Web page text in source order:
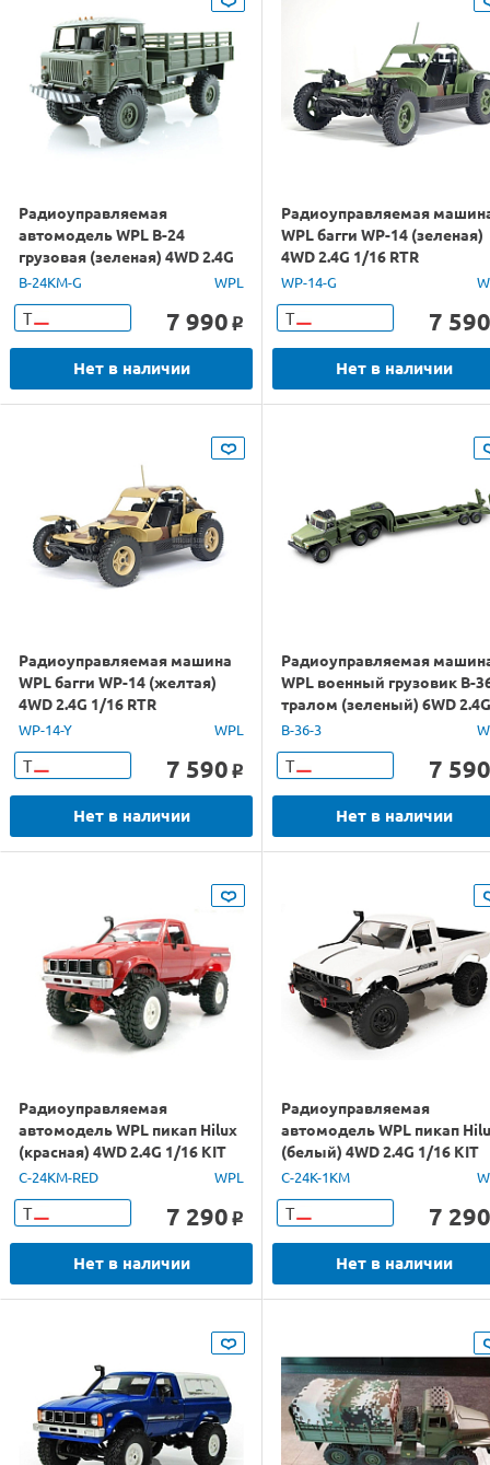
Радиоуправляемая
автомодель WPL B-24
грузовая (зеленая) 4WD 2.4G
1/16 KIT
B-24KM-G WPL
Т 7 990 o
Нет в наличии
Радиоуправляемая
WPL багги WP-14 (зеленая)
4WD 2.4G 1/16 RTR
WP-14-G
Т 7 590
Нет в наличии
Радиоуправляемая машина
WPL багги WP-14 (желтая)
4WD 2.4G 1/16 RTR
WP-14-Y WPL
Т 7 590 o
Нет в наличии
Радиоуправляемая
WPL военный грузовик B-
тралом (зеленый) 6WD 2.4G
1/16 RTR
B-36-3
Т 7 590
Нет в наличии
Радиоуправляемая
автомодель WPL пикап Hilux
(красная) 4WD 2.4G 1/16 KIT
C-24KM-RED WPL
Т 7 290 o
Нет в наличии
Радиоуправляемая
автомодель WPL пикап
(белый) 4WD 2.4G 1/16 KIT
C-24K-1KM
Т 7 290
Нет в наличии